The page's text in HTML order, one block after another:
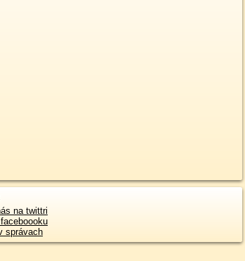
na twittri
správach